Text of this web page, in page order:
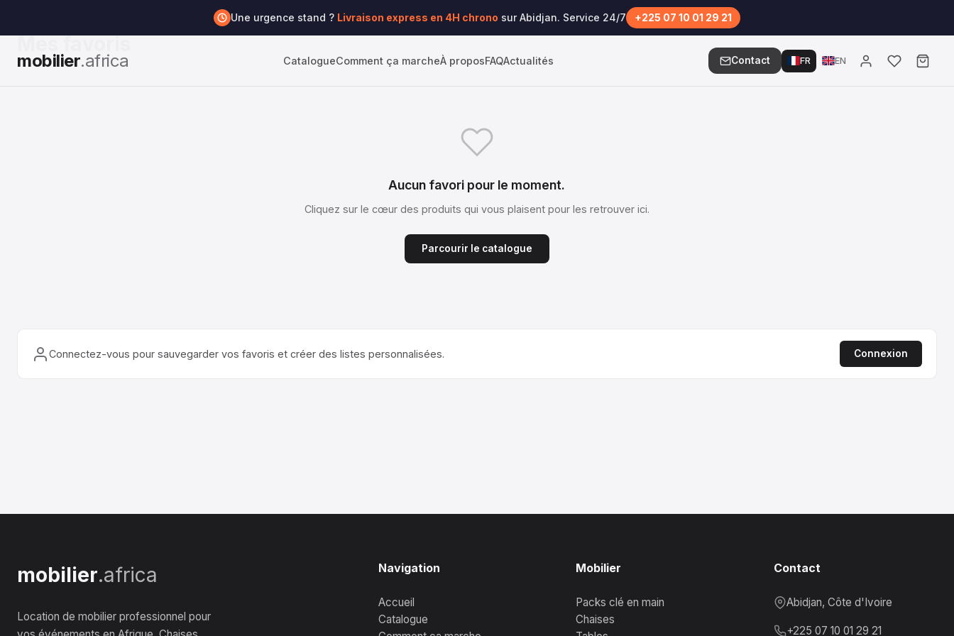
Une urgence stand ? Livraison express en 4H chrono sur Abidjan. Service 24/7 +225 07 10 01 29 21
mobilier.africa CatalogueComment ça marcheÀ proposFAQActualités Contact FR EN
Aucun favori pour le moment.
Cliquez sur le cœur des produits qui vous plaisent pour les retrouver ici.
Parcourir le catalogue
Connectez-vous pour sauvegarder vos favoris et créer des listes personnalisées. Connexion
mobilier.africa
Location de mobilier professionnel pour
Navigation
Accueil
Catalogue
Mobilier
Packs clé en main
Chaises
Contact
Abidjan, Côte d'Ivoire
+225 07 10 01 29 21